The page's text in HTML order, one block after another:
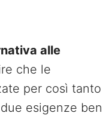
alle
che le
per così tanto
esigenze ben